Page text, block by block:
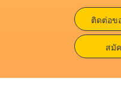
ติดต่อข
สมั